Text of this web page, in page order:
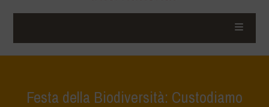
Festa della Biodiversità: Custodiamo